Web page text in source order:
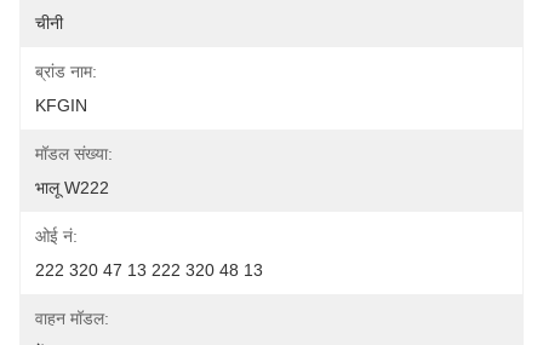
चीनी
ब्रांड नाम:
KFGIN
मॉडल संख्या:
भालू W222
ओई नं:
222 320 47 13 222 320 48 13
वाहन मॉडल: